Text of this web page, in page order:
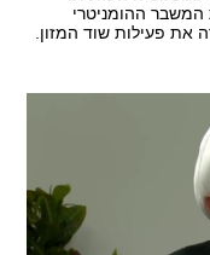
ההומניטרי
את פעילות שוד המזון.